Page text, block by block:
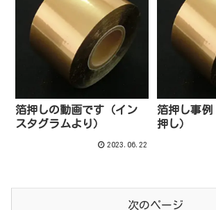
箔押しの動画です（イン
スタグラムより）
2023.06.22
箔押し事例
押し）
次のページ